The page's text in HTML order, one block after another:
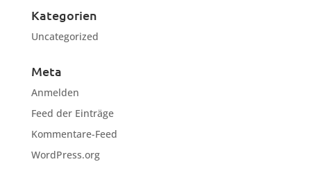
Kategorien
Uncategorized
Meta
Anmelden
Feed der Einträge
Kommentare-Feed
WordPress.org